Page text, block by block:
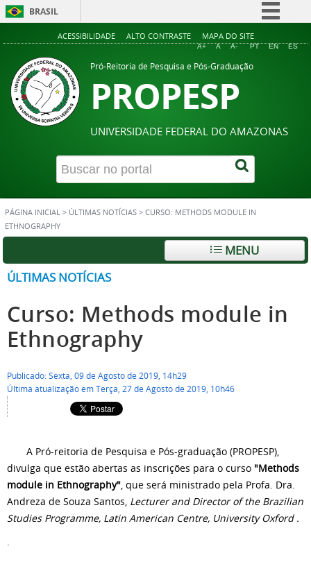
BRASIL
Simplifique!
Acesso à informação
ACESSIBILIDADE ALTO CONTRASTE MAPA DO SITE
A+ A A- PT EN ES
Pró-Reitoria de Pesquisa e Pós-Graduação
PROPESP
UNIVERSIDADE FEDERAL DO AMAZONAS
PÁGINA INICIAL > ÚLTIMAS NOTÍCIAS > CURSO: METHODS MODULE IN
ETHNOGRAPHY
MENU
ÚLTIMAS NOTÍCIAS
Curso: Methods module in
Ethnography
Publicado: Sexta, 09 de Agosto de 2019, 14h29
Última atualização em Terça, 27 de Agosto de 2019, 10h46
A Pró-reitoria de Pesquisa e Pós-graduação (PROPESP),
divulga que estão abertas as inscrições para o curso "Methods
module in Ethnography", que será ministrado pela Profa. Dra.
Andreza de Souza Santos, Lecturer and Director of the Brazilian
Studies Programme, Latin American Centre, University Oxford .
.